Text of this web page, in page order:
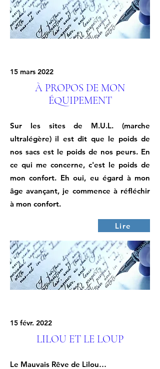
15 mars 2022
À PROPOS DE MON
ÉQUIPEMENT
Sur les sites de M.U.L. (marche
ultralégère) il est dit que le poids de
nos sacs est le poids de nos peurs. En
ce qui me concerne, c'est le poids de
mon confort. Eh oui, eu égard à mon
âge avançant, je commence à réfléchir
à mon confort.
Lire
15 févr. 2022
LILOU ET LE LOUP
Le Mauvais Rêve de Lilou…